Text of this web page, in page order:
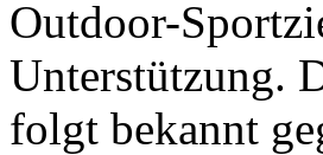
Outdoor-
Unterstützung.
folgt bekannt